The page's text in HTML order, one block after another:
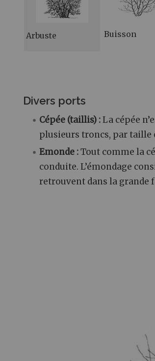
Arbuste Buisson
Divers ports
Cépée (taillis) :La cépée
plusieurs troncs, par taille
Emonde :Tout comme la
conduite. L’émondage
retrouvent dans la grande